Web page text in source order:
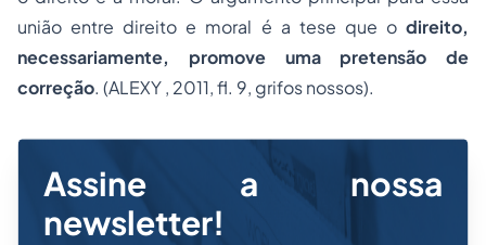
união entre direito e moral é a tese que o direito,
necessariamente, promove uma pretensão de
correção. (ALEXY , 2011, fl. 9, grifos nossos).
Assine a nossa
newsletter!